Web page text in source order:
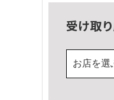
受け取
お店を選